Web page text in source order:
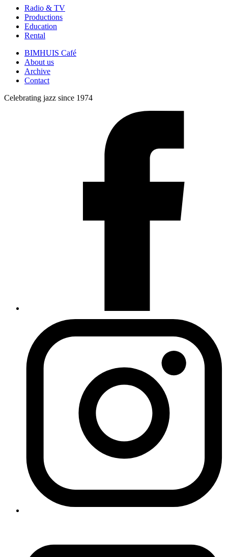
Radio & TV
Productions
Education
Rental
BIMHUIS Café
About us
Archive
Contact
Celebrating jazz since 1974